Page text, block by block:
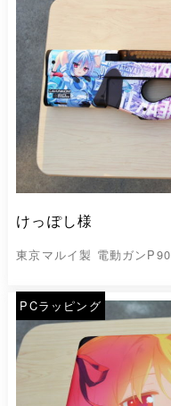
けっぽし様
東京マルイ製 電動ガンP90
PCラッピング